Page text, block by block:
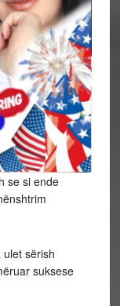
se si ende
sërish
suksese